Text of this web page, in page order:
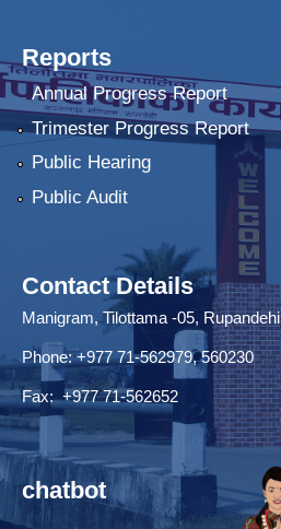
Reports
Annual Progress Report
Trimester Progress Report
Public Hearing
Public Audit
Contact Details
Manigram, Tilottama -05, Rupandehi
Phone: +977 71-562979, 560230
Fax: +977 71-562652
chatbot